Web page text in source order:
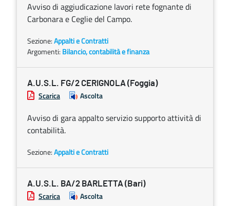
Avviso di aggiudicazione lavori rete fognante di
Carbonara e Ceglie del Campo.
Sezione:Appalti e Contratti
Argomenti: Bilancio, contabilità e finanza
A.U.S.L. FG/2 CERIGNOLA (Foggia)
Scarica Ascolta
Avviso di gara appalto servizio supporto attività di
contabilità.
Sezione:Appalti e Contratti
A.U.S.L. BA/2 BARLETTA (Bari)
Scarica Ascolta